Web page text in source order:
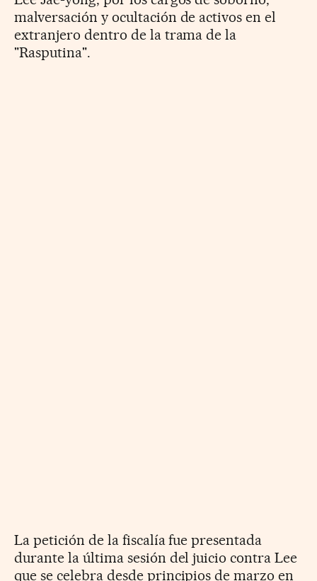
malversación y ocultación de activos en el
extranjero dentro de la trama de la
"Rasputina".
La petición de la fiscalía fue presentada
durante la última sesión del juicio contra Lee
que se celebra desde principios de marzo en